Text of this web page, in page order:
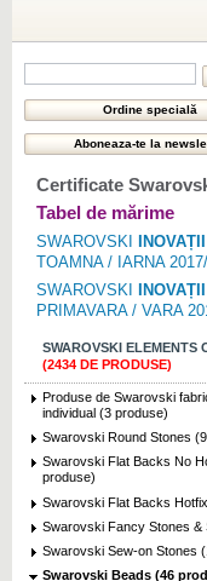
Certificate
Tabel de mărime
SWAROVSKI
INOVAȚII
TOAMNA / IARNA
SWAROVSKI
INOVAȚII
PRIMAVARA / VARA
SWAROVSKI ELEMENTS
(2434 DE PRODUSE)
Produse de Swarovski
individual (3 produse)
Swarovski Round Stones
Swarovski Flat Backs No
produse)
Swarovski Flat Backs
Swarovski Fancy Stones &
Swarovski Sew-on Stones
Swarovski Beads (46